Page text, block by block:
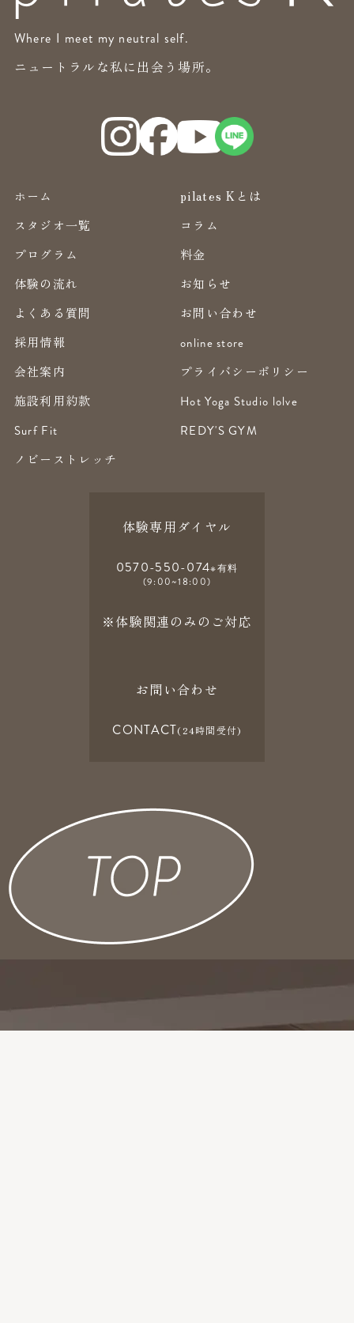
Where I meet my neutral self.
ニュートラルな私に出会う場所。
ホーム
pilates Kとは
スタジオ一覧
コラム
プログラム
料金
体験の流れ
お知らせ
よくある質問
お問い合わせ
採用情報
online store
会社案内
プライバシーポリシー
施設利用約款
Hot Yoga Studio lolve
Surf Fit
REDY'S GYM
ノビーストレッチ
体験専用ダイヤル
0570-550-074※有料
(9:00~18:00)
※体験関連のみのご対応
お問い合わせ
CONTACT(24時間受付)